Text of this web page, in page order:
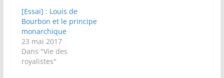
[Essai] : Louis de
Bourbon et le principe
monarchique
23 mai 2017
Dans "Vie des
royalistes"